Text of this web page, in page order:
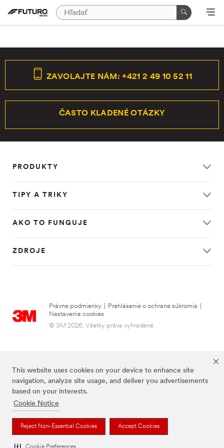
This website uses cookies on your device to enhance site
navigation, analyze site usage, and deliver you advertisements
based on your interests.
Cookie Notice
Reject Non-Essential Cookies Accept Cookies
Cookie Preferences
ZAVOLAJTE NÁM: +421 2 49 10 52 11
ČASTO KLADENÉ OTÁZKY
PRODUKTY
TIPY A TRIKY
AKO TO FUNGUJE
ZDROJE
Právne podmienky Prehlásenie o ochrane súkromia
Nastavenia cookies
© 3M 2026. Všetky práva vyhradené.
FUTURO je ochranná známka spoločnosti 3M.